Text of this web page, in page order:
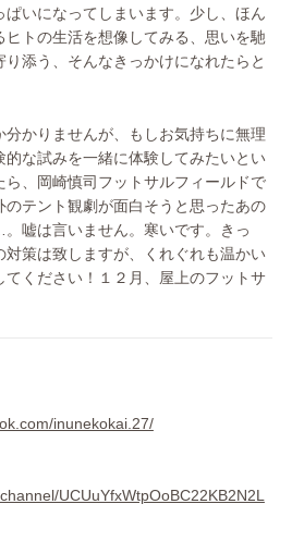
いになってしまいます。少し、ほん
トの生活を想像してみる、思いを馳
添う、そんなきっかけになれたらと
分かりませんが、もしお気持ちに無理
的な試みを一緒に体験してみたいとい
ら、岡崎慎司フットサルフィールドで
のテント観劇が面白そうと思ったあの
嘘は言いません。寒いです。きっ
対策は致しますが、くれぐれも温かい
ください！１２月、屋上のフットサ
inunekokai.27/
UCUuYfxWtpOoBC22KB2N2L